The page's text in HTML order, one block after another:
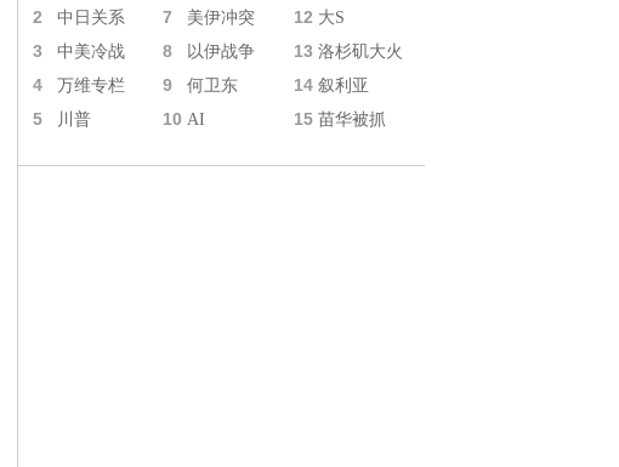
2 中日关系 7 美伊冲突 12 大S
3 中美冷战 8 以伊战争 13 洛杉矶大火
4 万维专栏 9 何卫东 14 叙利亚
5 川普 10 AI 15 苗华被抓